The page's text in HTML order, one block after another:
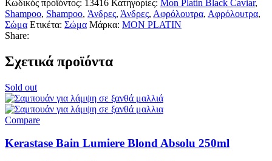
Gel
400ml
ποσότητα
Κωδικός προϊόντος: 13416 Κατηγορίες: Mon Platin Black Caviar,
Shampoo, Shampoo, Άνδρες, Άνδρες, Αφρόλουτρα, Αφρόλουτρα,
Σώμα Ετικέτα: Σώμα Μάρκα: MON PLATIN
Share:
Σχετικά προϊόντα
Sold out
Compare
Kerastase Bain Lumiere Blond Absolu 250ml